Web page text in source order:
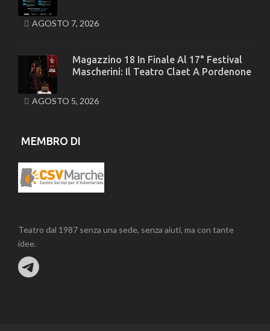
AGOSTO 7, 2026
Magazzino 18 In Finale Al 17° Festival
Mascherini: Il Teatro Claet A Pordenone
AGOSTO 5, 2026
MEMBRO DI
Teatro dal 1987 senza una sede, senza aiuti, ma con tante
idee.